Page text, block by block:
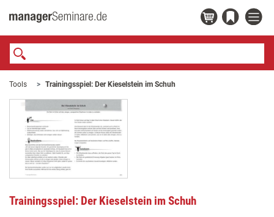
Tools Trainingsspiel: Der Kieselstein im Schuh
Trainingsspiel: Der Kieselstein im Schuh